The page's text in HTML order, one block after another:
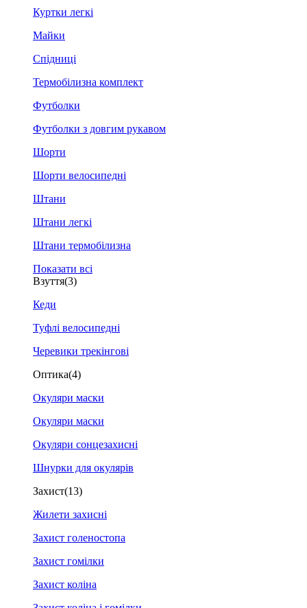
Куртки легкі
Майки
Спідниці
Термобілизна комплект
Футболки
Футболки з довгим рукавом
Шорти
Шорти велосипедні
Штани
Штани легкі
Штани термобілизна
Показати всі
Взуття(3)
Кеди
Туфлі велосипедні
Черевики трекінгові
Оптика(4)
Окуляри маски
Окуляри маски
Окуляри сонцезахисні
Шнурки для окулярів
Захист(13)
Жилети захисні
Захист голеностопа
Захист гомілки
Захист коліна